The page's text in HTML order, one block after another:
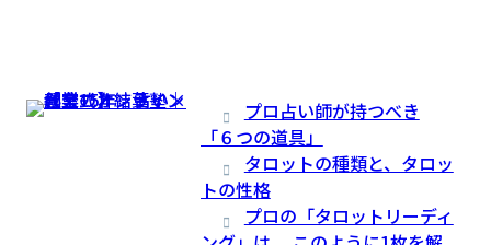
プロ占い師が持つべき
「６つの道具」
タロットの種類と、タロッ
トの性格
プロの「タロットリーディ